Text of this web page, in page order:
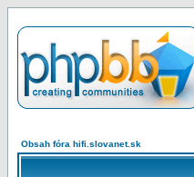
Obsah fóra hifi.slovanet.sk